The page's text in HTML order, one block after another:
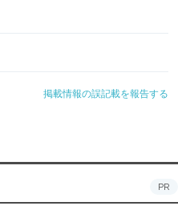
掲載情報の誤記載を報告する
PR